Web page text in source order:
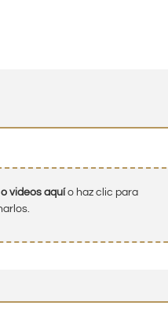
videos aquío haz clic para